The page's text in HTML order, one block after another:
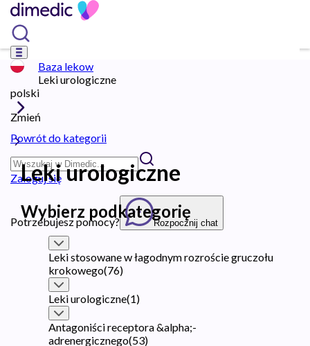
polski
Zmień
Zaloguj się
Potrzebujesz pomocy? Rozpocznij chat
Baza lekow
Leki urologiczne
Powrót do kategorii
Leki urologiczne
Wybierz podkategorię
Leki stosowane w łagodnym rozroście gruczołu
krokowego(76)
Leki urologiczne(1)
Antagoniści receptora &alpha;-
adrenergicznego(53)